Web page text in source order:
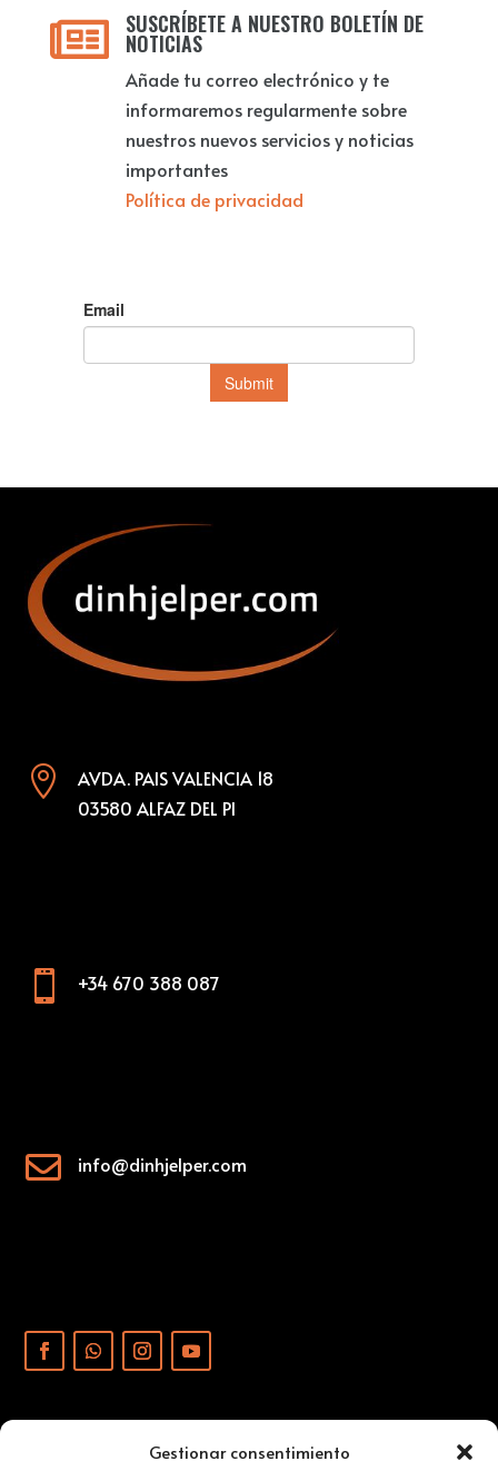
Gestionar consentimiento
 SUSCRÍBETE A NUESTRO BOLETÍN DE
NOTICIAS
Añade tu correo electrónico y te
informaremos regularmente sobre
nuestros nuevos servicios y noticias
importantes
Política de privacidad

AVDA. PAIS VALENCIA 18
03580 ALFAZ DEL PI
 +34 670 388 087
 info@dinhjelper.com